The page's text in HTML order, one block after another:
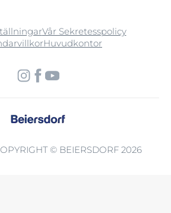
Vår Sekretesspolicy
Huvudkontor
© BEIERSDORF 2026